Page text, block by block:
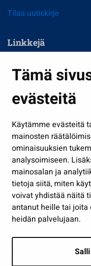
Tämä
evästeitä
Käytämme evästeitä
mainosten
ominaisuuksien
analysoimiseen.
mainosalan ja
tietoja siitä, miten
voivat yhdistää näitä
antanut heille tai joita
heidän palvelujaan.
Tilaa uutiskirje
Linkkejä
Kasvatus ja opetus
Kulttuuri ja liikunta
Työ ja yrittäminen
Osallistu ja asioi
Näytä omat
Seuraa meitä